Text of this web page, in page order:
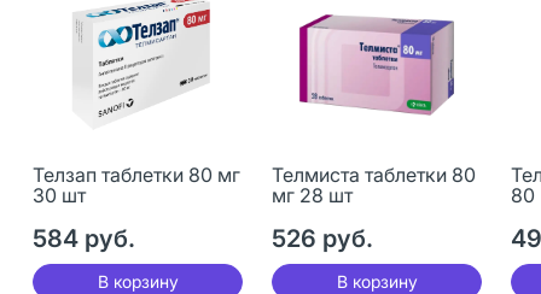
Телзап таблетки 80 мг
30 шт
584 руб.
В корзину
Телмиста таблетки 80
мг 28 шт
526 руб.
В корзину
80